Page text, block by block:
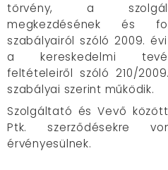
törvény, a
megkezdésének és
szabályairól szóló 2009.
a kereskedelmi
feltételeiről szóló 210/
szabályai szerint működik.
Szolgáltató és Vevő
Ptk. szerződésekre
érvényesülnek.